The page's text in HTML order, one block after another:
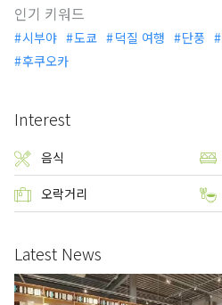
인기 키워드
시부야 도쿄 덕질 여행 단풍
후쿠오카
Interest
음식
오락거리
Latest News